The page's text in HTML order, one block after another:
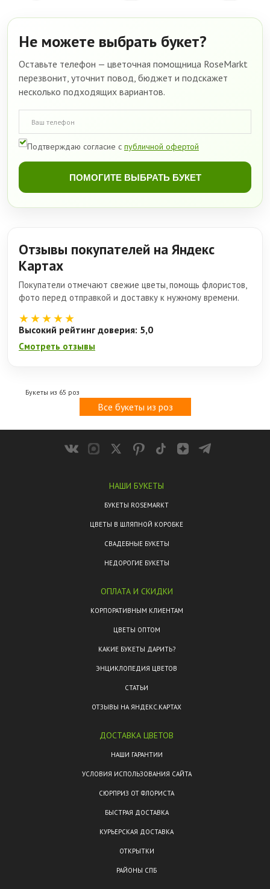
Не можете выбрать букет?
Оставьте телефон — цветочная помощница RoseMarkt
перезвонит, уточнит повод, бюджет и подскажет
несколько подходящих вариантов.
Подтверждаю согласие с публичной офертой
ПОМОГИТЕ ВЫБРАТЬ БУКЕТ
Отзывы покупателей на Яндекс
Картах
Покупатели отмечают свежие цветы, помощь флористов,
фото перед отправкой и доставку к нужному времени.
★★★★★
Высокий рейтинг доверия: 5,0
Смотреть отзывы
Букеты из 65 роз
Все букеты из роз
НАШИ БУКЕТЫ
БУКЕТЫ ROSEMARKT
ЦВЕТЫ В ШЛЯПНОЙ КОРОБКЕ
СВАДЕБНЫЕ БУКЕТЫ
НЕДОРОГИЕ БУКЕТЫ
ОПЛАТА И СКИДКИ
КОРПОРАТИВНЫМ КЛИЕНТАМ
ЦВЕТЫ ОПТОМ
КАКИЕ БУКЕТЫ ДАРИТЬ?
ЭНЦИКЛОПЕДИЯ ЦВЕТОВ
СТАТЬИ
ОТЗЫВЫ НА ЯНДЕКС.КАРТАХ
ДОСТАВКА ЦВЕТОВ
НАШИ ГАРАНТИИ
УСЛОВИЯ ИСПОЛЬЗОВАНИЯ САЙТА
СЮРПРИЗ ОТ ФЛОРИСТА
БЫСТРАЯ ДОСТАВКА
КУРЬЕРСКАЯ ДОСТАВКА
ОТКРЫТКИ
РАЙОНЫ СПБ